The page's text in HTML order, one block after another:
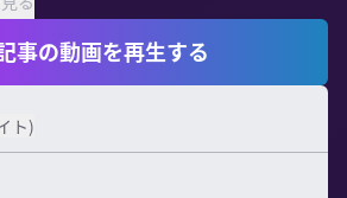
事の動画を再生する
ト)